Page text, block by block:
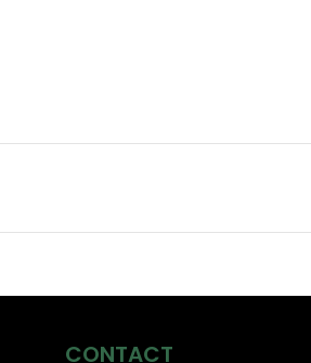
CONTACT